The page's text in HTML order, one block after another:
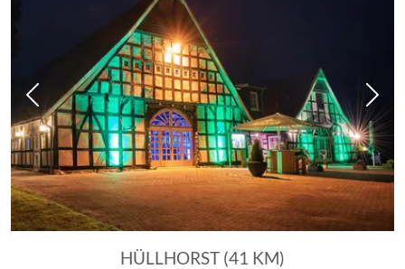
Vorheriges Bild
HÜLLHORST (41 KM)